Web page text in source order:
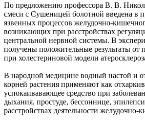
По предложению профессора В. В.
смеси с Сушеницей болотной введена в
язвенных процессов желудочно-
возникающих при расстройствах
центральной нервной системы. В
получены положительные результаты
при холестериновой модели
В народной медицине водный настой и
корней растения применяют как
успокаивавающее средство при
дыхания, простуде, бессоннице,
расстройствах деятельности желудочно-